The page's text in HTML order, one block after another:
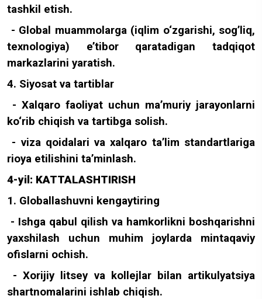
tashkil etish.
- Global muammolarga (iqlim o‘zgarishi, sog’liq,
texnologiya) e’tibor qaratadigan tadqiqot
markazlarini yaratish.
4. Siyosat va tartiblar
- Xalqaro faoliyat uchun ma’muriy jarayonlarni
ko‘rib chiqish va tartibga solish.
- viza qoidalari va xalqaro ta’lim standartlariga
rioya etilishini ta’minlash.
4-yil: KATTALASHTIRISH
1. Globallashuvni kengaytiring
- Ishga qabul qilish va hamkorlikni boshqarishni
yaxshilash uchun muhim joylarda mintaqaviy
ofislarni ochish.
- Xorijiy litsey va kollejlar bilan artikulyatsiya
shartnomalarini ishlab chiqish.